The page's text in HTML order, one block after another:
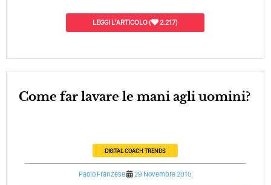
LEGGI L'ARTICOLO( 2.217)
Come far lavare le mani agli uomini?
DIGITAL COACHTRENDS
Paolo Franzese 29 Novembre 2010